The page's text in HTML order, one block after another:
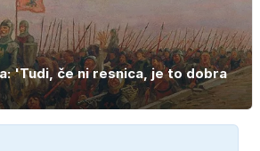
'Tudi, če ni resnica, je to dobra